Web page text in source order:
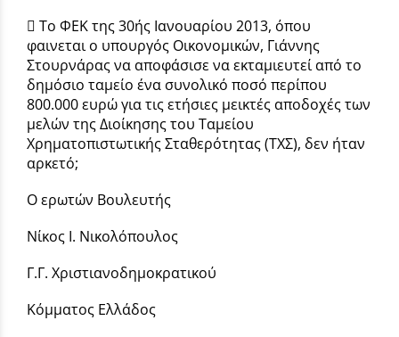
 Το ΦΕΚ της 30ής Ιανουαρίου 2013, όπου
φαινεται ο υπουργός Οικονομικών, Γιάννης
Στουρνάρας να αποφάσισε να εκταμιευτεί από το
δημόσιο ταμείο ένα συνολικό ποσό περίπου
800.000 ευρώ για τις ετήσιες μεικτές αποδοχές των
μελών της Διοίκησης του Ταμείου
Χρηματοπιστωτικής Σταθερότητας (ΤΧΣ), δεν ήταν
αρκετό;
Ο ερωτών Βουλευτής
Νίκος Ι. Νικολόπουλος
Γ.Γ. Χριστιανοδημοκρατικού
Κόμματος Ελλάδος